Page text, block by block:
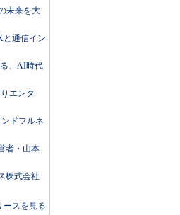
未来を大
と通信イン
、AI時代
エンタ
ドフルネ
者・山本
株式会社
ースを見る